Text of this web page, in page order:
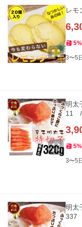
レモ
5%
3〜5
明太
11 /
5%
3〜5
明太
337